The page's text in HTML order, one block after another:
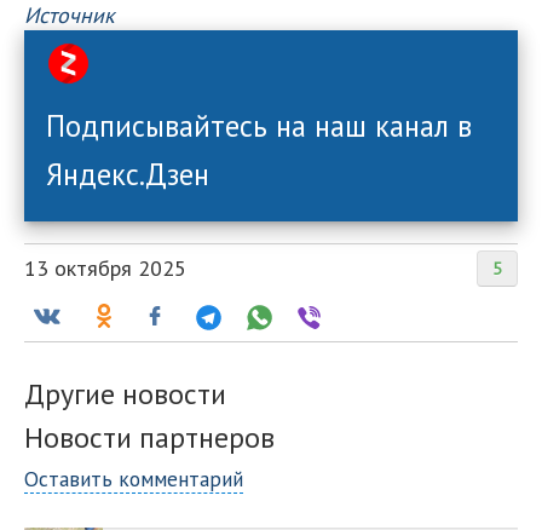
Источник
Подписывайтесь на наш канал в
Яндекс.Дзен
5
13 октября 2025
Другие новости
Новости партнеров
Оставить комментарий